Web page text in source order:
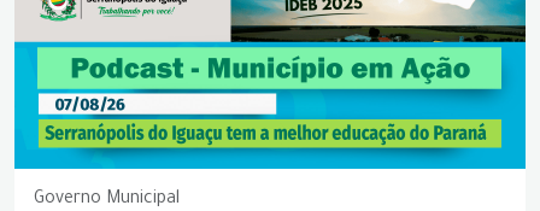
Governo Municipal